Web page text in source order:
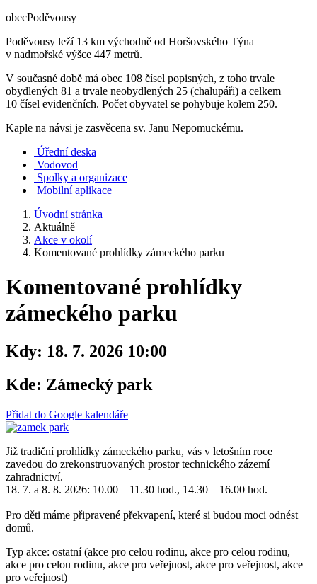
obecPoděvousy
Poděvousy leží 13 km východně od Horšovského Týna
v nadmořské výšce 447 metrů.
V současné době má obec 108 čísel popisných, z toho trvale
obydlených 81 a trvale neobydlených 25 (chalupáři) a celkem
10 čísel evidenčních. Počet obyvatel se pohybuje kolem 250.
Kaple na návsi je zasvěcena sv. Janu Nepomuckému.
Úřední deska
Vodovod
Spolky a organizace
Mobilní aplikace
Úvodní stránka
Aktuálně
Akce v okolí
Komentované prohlídky zámeckého parku
Komentované prohlídky
zámeckého parku
Kdy: 18. 7. 2026 10:00
Kde: Zámecký park
Přidat do Google kalendáře
Již tradiční prohlídky zámeckého parku, vás v letošním roce
zavedou do zrekonstruovaných prostor technického zázemí
zahradnictví.
18. 7. a 8. 8. 2026: 10.00 – 11.30 hod., 14.30 – 16.00 hod.
Pro děti máme připravené překvapení, které si budou moci odnést
domů.
Typ akce: ostatní (akce pro celou rodinu, akce pro celou rodinu,
akce pro celou rodinu, akce pro veřejnost, akce pro veřejnost, akce
pro veřejnost)